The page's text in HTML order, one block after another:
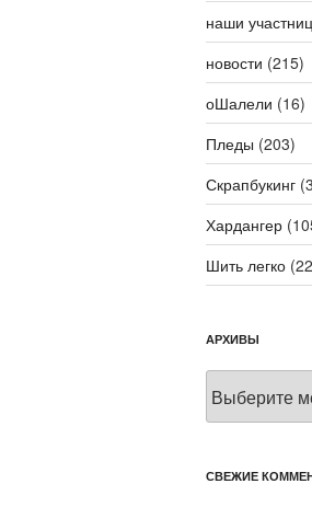
наши
новости (215)
оШалели (16)
Пледы (203)
Скрапбукинг
Хардангер
Шить легко
АРХИВЫ
СВЕЖИЕ